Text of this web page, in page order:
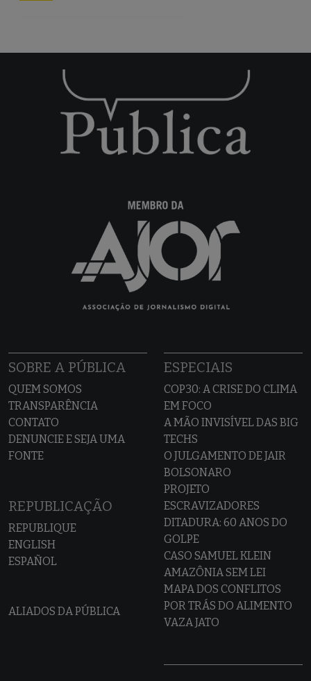
SOBRE A PÚBLICA
QUEM SOMOS
TRANSPARÊNCIA
CONTATO
DENUNCIE E SEJA UMA
FONTE
REPUBLICAÇÃO
REPUBLIQUE
ENGLISH
ESPAÑOL
ALIADOS DA PÚBLICA
ESPECIAIS
COP30: A CRISE DO CLIMA
EM FOCO
A MÃO INVISÍVEL DAS BIG
TECHS
O JULGAMENTO DE JAIR
BOLSONARO
PROJETO
ESCRAVIZADORES
DITADURA: 60 ANOS DO
GOLPE
CASO SAMUEL KLEIN
AMAZÔNIA SEM LEI
MAPA DOS CONFLITOS
POR TRÁS DO ALIMENTO
VAZA JATO